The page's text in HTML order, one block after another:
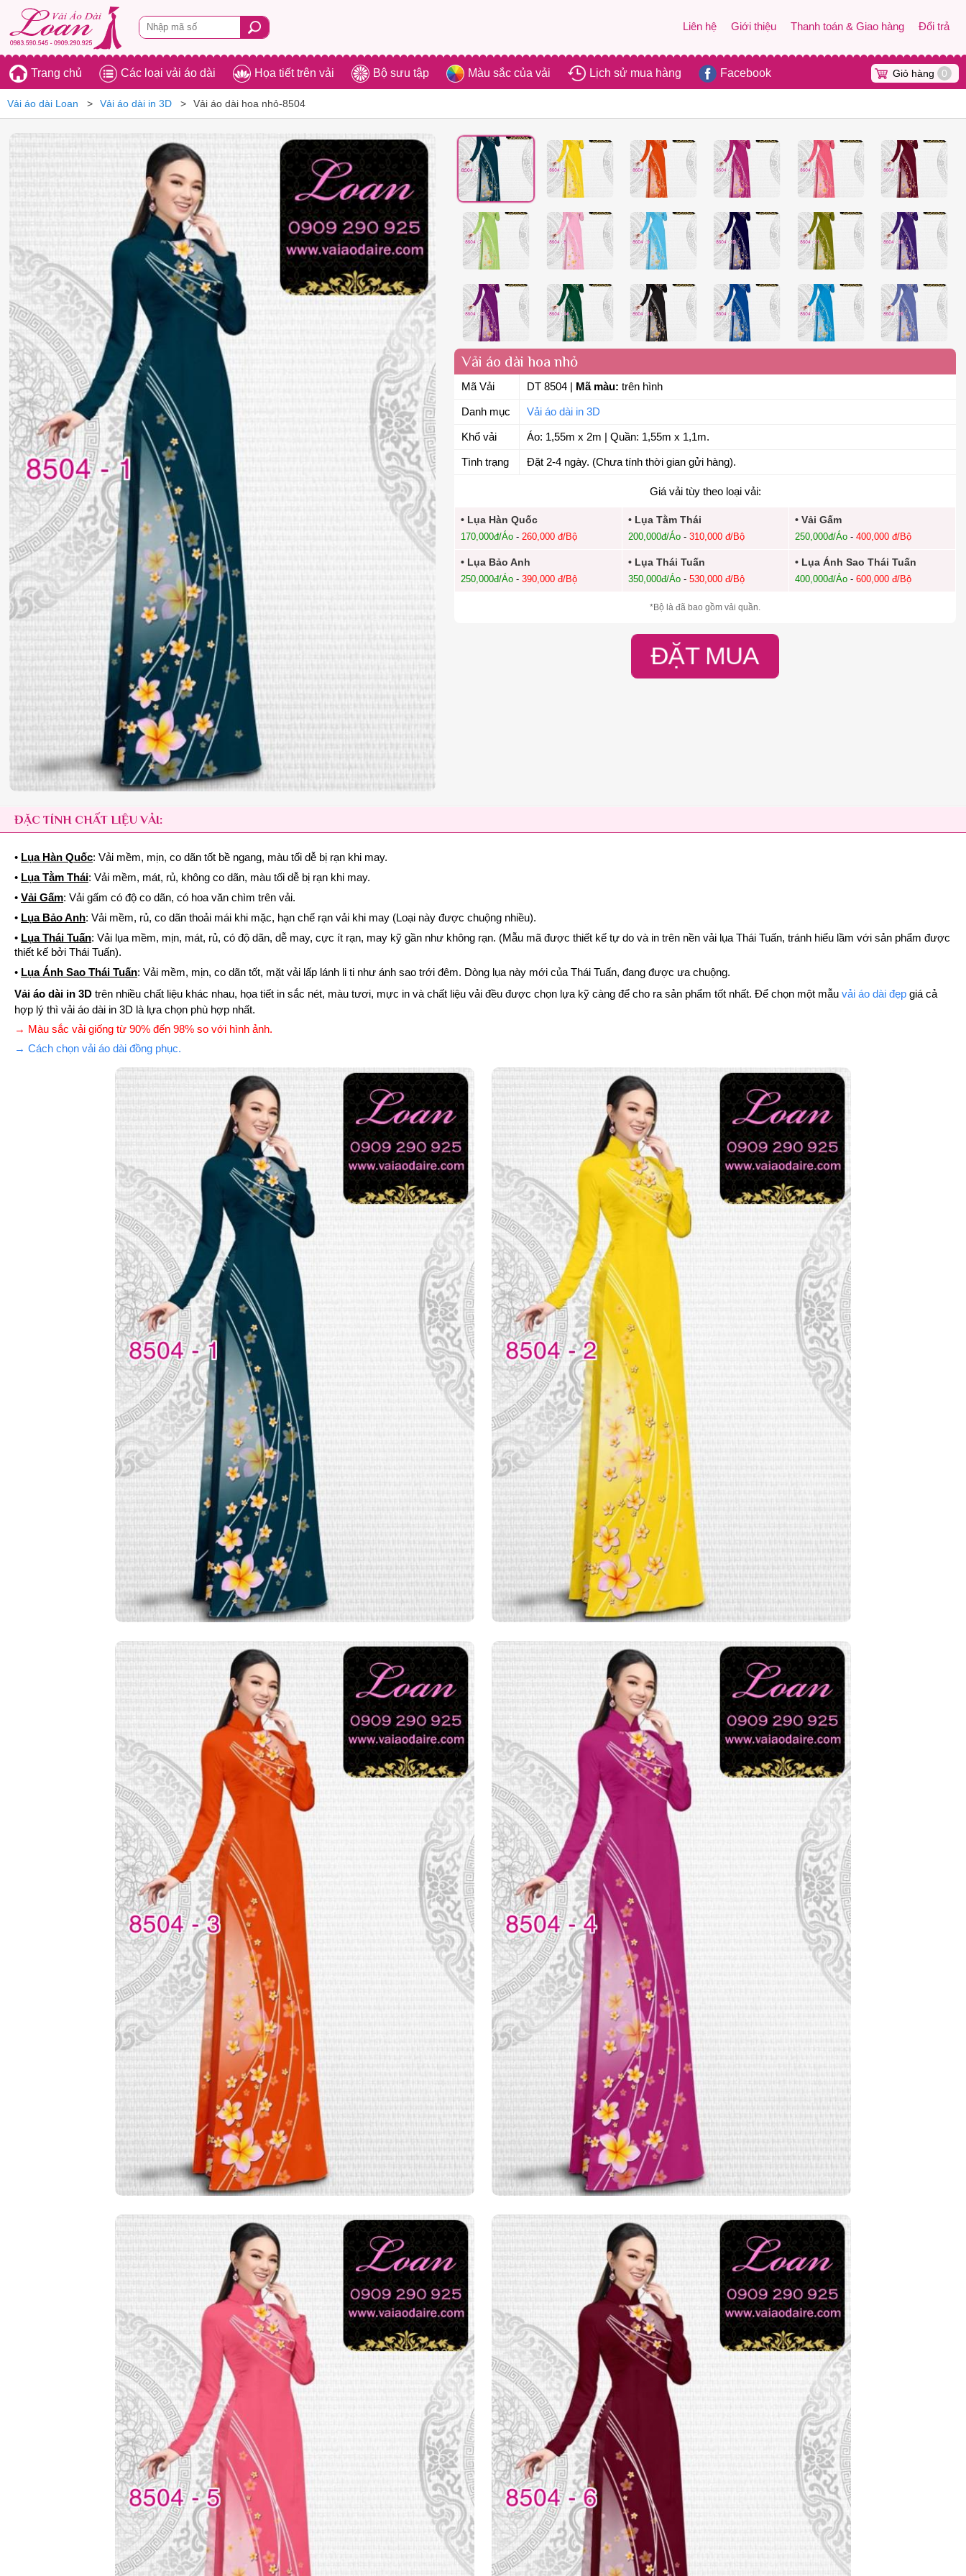
Liên hệ Giới thiệu Thanh toán & Giao hàng Đổi trả
Trang chủ Các loại vải áo dài Họa tiết trên vải Bộ sưu tập Màu sắc của vải Lịch sử mua hàng Facebook Giỏ hàng 0
Vải áo dài Loan Vải áo dài in 3D Vải áo dài hoa nhỏ-8504
Vải áo dài hoa nhỏ
Mã Vải DT 8504 Mã màu: trên hình
Danh mục Vải áo dài in 3D
Khổ vải Áo: 1,55m x 2m | Quần: 1,55m x 1,1m.
Tình trạng Đặt 2-4 ngày. (Chưa tính thời gian gửi hàng).
Giá vải tùy theo loại vải:
• Lụa Hàn Quốc
170,000đ/Áo -260,000 đ/Bộ
• Lụa Tằm Thái
200,000đ/Áo- 310,000 đ/Bộ
• Vải Gấm
250,000đ/Áo -400,000 đ/Bộ
• Lụa Bảo Anh
250,000đ/Áo -390,000 đ/Bộ
• Lụa Thái Tuấn
350,000đ/Áo- 530,000 đ/Bộ
• Lụa Ánh Sao Thái Tuấn
400,000đ/Áo -600,000 đ/Bộ
*Bộ là đã bao gồm vải quần.
ĐẶT MUA
ĐẶC TÍNH CHẤT LIỆU VẢI:
• Lụa Hàn Quốc: Vải mềm, mịn, co dãn tốt bề ngang, màu tối dễ bị rạn khi may.
• Lụa Tằm Thái: Vải mềm, mát, rủ, không co dãn, màu tối dễ bị rạn khi may.
• Vải Gấm: Vải gấm có độ co dãn, có hoa văn chìm trên vải.
• Lụa Bảo Anh: Vải mềm, rủ, co dãn thoải mái khi mặc, hạn chế rạn vải khi may (Loại này được chuộng nhiều).
• Lụa Thái Tuấn: Vải lụa mềm, mịn, mát, rủ, có độ dãn, dễ may, cực ít rạn, may kỹ gần như không rạn. (Mẫu mã được thiết kế tự do và in trên nền vải lụa Thái Tuấn, tránh hiểu lầm với sản phẩm được
thiết kế bởi Thái Tuấn).
• Lụa Ánh Sao Thái Tuấn: Vải mềm, mịn, co dãn tốt, mặt vải lấp lánh li ti như ánh sao trới đêm. Dòng lụa này mới của Thái Tuấn, đang được ưa chuộng.
Vải áo dài in 3D trên nhiều chất liệu khác nhau, họa tiết in sắc nét, màu tươi, mực in và chất liệu vải đều được chọn lựa kỹ càng để cho ra sản phẩm tốt nhất. Để chọn một mẫu vải áo dài đẹp giá cả
hợp lý thì vải áo dài in 3D là lựa chọn phù hợp nhất.
→ Màu sắc vải giống từ 90% đến 98% so với hình ảnh.
→ Cách chọn vải áo dài đồng phục.